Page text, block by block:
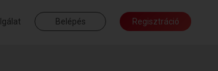
Belépés Regisztráció